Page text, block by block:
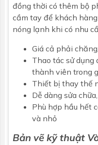
Chiều dài dây
sen
150cm
đồng thời có thêm bộ
cầm tay để khách
nóng lạnh khi có nhu
Giá cả phải
Thao tác sử dụng
thành viên trong
Thiết bị thay thế
Dễ dàng sửa
Phù hợp hầu hết
và nhỏ
Bản vẽ kỹ thuật